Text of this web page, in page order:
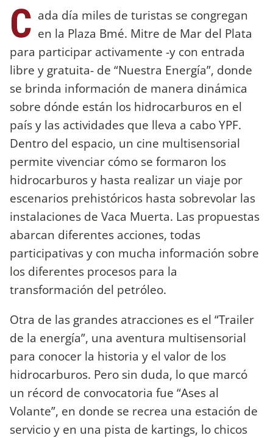
C ada día miles de turistas se congregan
en la Plaza Bmé. Mitre de Mar del Plata
para participar activamente -y con entrada
libre y gratuita- de “Nuestra Energía”, donde
se brinda información de manera dinámica
sobre dónde están los hidrocarburos en el
país y las actividades que lleva a cabo YPF.
Dentro del espacio, un cine multisensorial
permite vivenciar cómo se formaron los
hidrocarburos y hasta realizar un viaje por
escenarios prehistóricos hasta sobrevolar las
instalaciones de Vaca Muerta. Las propuestas
abarcan diferentes acciones, todas
participativas y con mucha información sobre
los diferentes procesos para la
transformación del petróleo.
Otra de las grandes atracciones es el “Trailer
de la energía”, una aventura multisensorial
para conocer la historia y el valor de los
hidrocarburos. Pero sin duda, lo que marcó
un récord de convocatoria fue “Ases al
Volante”, en donde se recrea una estación de
servicio y en una pista de kartings, lo chicos